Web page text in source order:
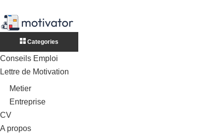
Categories
Conseils Emploi
Lettre de Motivation
Metier
Entreprise
CV
A propos